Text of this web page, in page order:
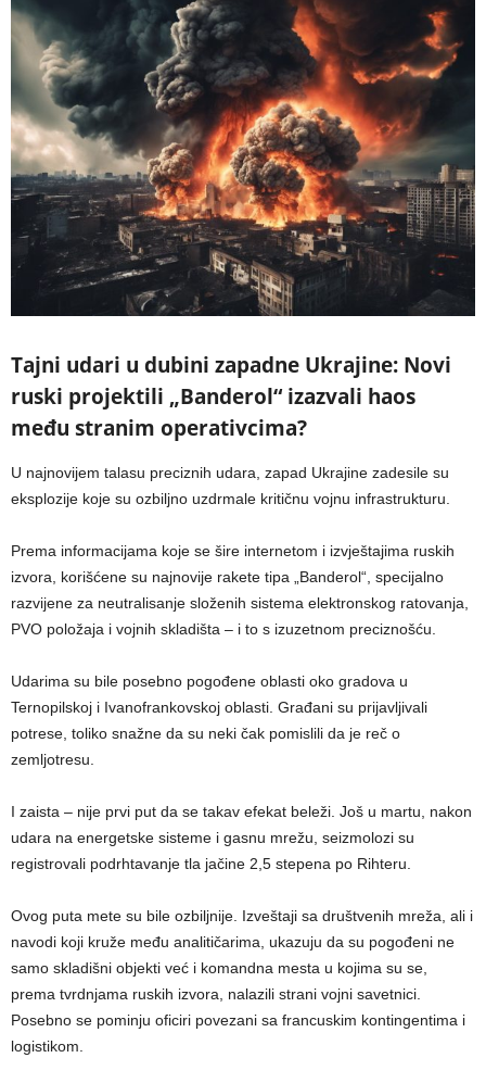
Tajni udari u dubini zapadne Ukrajine: Novi
ruski projektili „Banderol“ izazvali haos
među stranim operativcima?
U najnovijem talasu preciznih udara, zapad Ukrajine zadesile su
eksplozije koje su ozbiljno uzdrmale kritičnu vojnu infrastrukturu.
Prema informacijama koje se šire internetom i izvještajima ruskih
izvora, korišćene su najnovije rakete tipa „Banderol“, specijalno
razvijene za neutralisanje složenih sistema elektronskog ratovanja,
PVO položaja i vojnih skladišta – i to s izuzetnom preciznošću.
Udarima su bile posebno pogođene oblasti oko gradova u
Ternopilskoj i Ivanofrankovskoj oblasti. Građani su prijavljivali
potrese, toliko snažne da su neki čak pomislili da je reč o
zemljotresu.
I zaista – nije prvi put da se takav efekat beleži. Još u martu, nakon
udara na energetske sisteme i gasnu mrežu, seizmolozi su
registrovali podrhtavanje tla jačine 2,5 stepena po Rihteru.
Ovog puta mete su bile ozbiljnije. Izveštaji sa društvenih mreža, ali i
navodi koji kruže među analitičarima, ukazuju da su pogođeni ne
samo skladišni objekti već i komandna mesta u kojima su se,
prema tvrdnjama ruskih izvora, nalazili strani vojni savetnici.
Posebno se pominju oficiri povezani sa francuskim kontingentima i
logistikom.